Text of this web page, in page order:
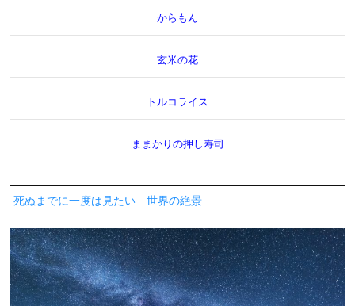
からもん
玄米の花
トルコライス
ままかりの押し寿司
死ぬまでに一度は見たい 世界の絶景